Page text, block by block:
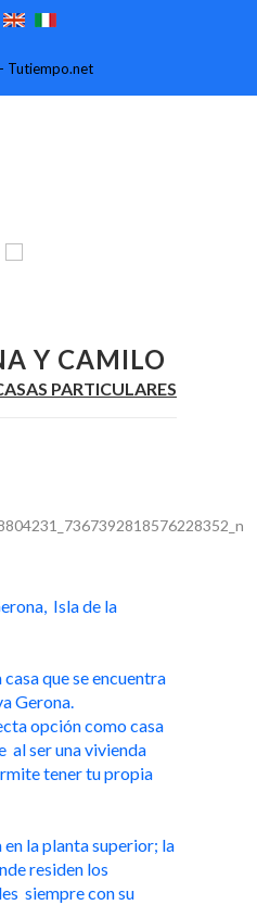
Tutiempo.net
Y CAMILO
PARTICULARES
Isla de la
casa que se encuentra
Gerona.
opción como casa
al ser una vivienda
tener tu propia
en la planta superior; la
residen los
siempre con su